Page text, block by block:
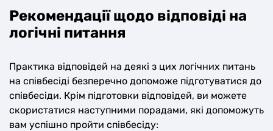
Рекомендації щодо відповіді на
логічні питання
Практика відповідей на деякі з цих логічних питань
на співбесіді безперечно допоможе підготуватися до
співбесіди. Крім підготовки відповідей, ви можете
скористатися наступними порадами, які допоможуть
вам успішно пройти співбесіду: